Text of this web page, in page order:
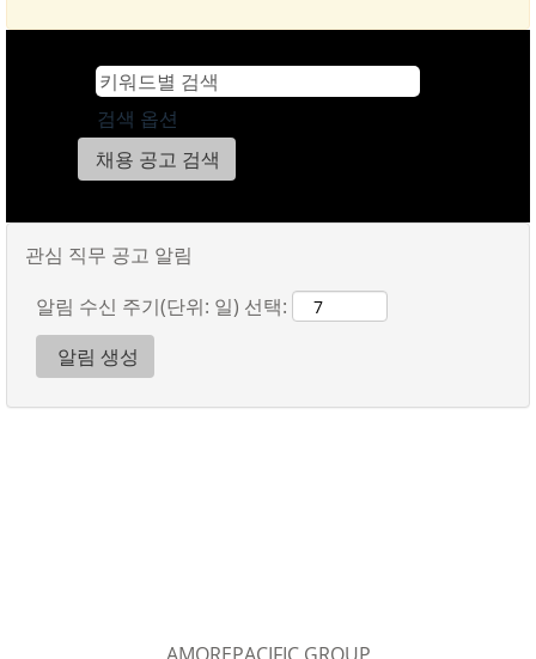
검색 옵션
관심 직무 공고 알림
알림 수신 주기(단위: 일) 선택:
AMOREPACIFIC GROUP